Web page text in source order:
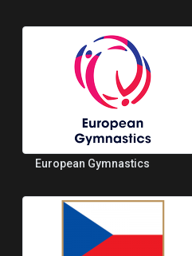
European Gymnastics